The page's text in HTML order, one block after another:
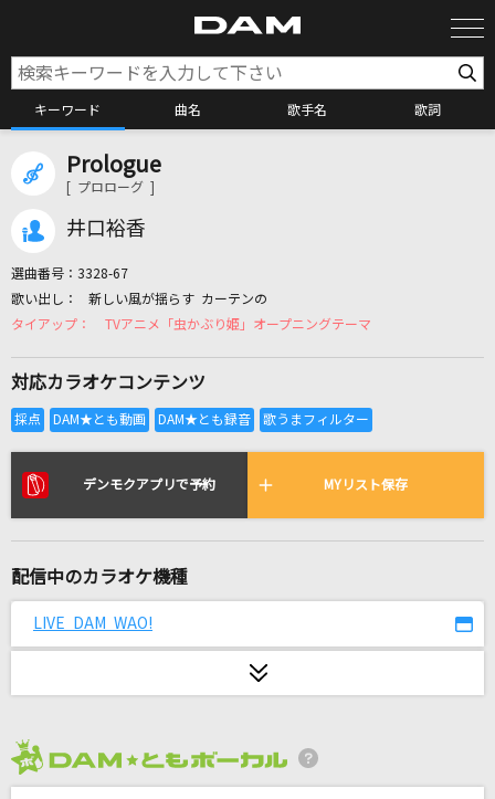
キーワード 曲名 歌手名 歌詞
カラオケリクエスト
リアルタイムで歌われている曲の一覧
[生音]手紙
ここに
SUPER EIGHT
[生音]もう恋なんてしない
ゼロイチキセキ
南條愛乃
Prologue
[ プロローグ ]
井口裕香
選曲番号： 3328-67
新しい風が揺らす カーテンの
TVアニメ「虫かぶり姫」オープニングテーマ
対応カラオケコンテンツ
デンモクアプリで予約 MYリスト保存
配信中のカラオケ機種
LIVE DAM WAO!